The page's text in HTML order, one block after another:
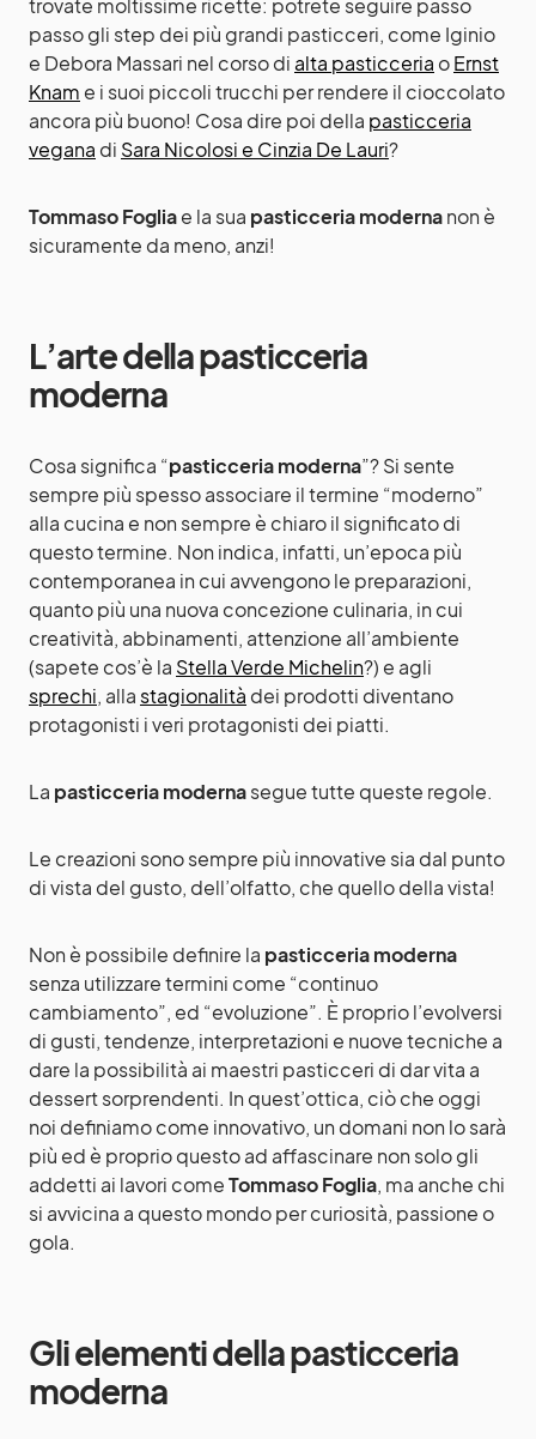
trovate moltissime ricette: potrete seguire passo
passo gli step dei più grandi pasticceri, come Iginio
e Debora Massari nel corso di alta pasticceria oErnst
Knam e i suoi piccoli trucchi per rendere il cioccolato
ancora più buono! Cosa dire poi della pasticceria
vegana di Sara Nicolosi e Cinzia De Lauri?
Tommaso Fogliae la sua pasticceria modernanon è
sicuramente da meno, anzi!
L’arte della pasticceria
moderna
Cosa significa “pasticceria moderna”? Si sente
sempre più spesso associare il termine “moderno”
alla cucina e non sempre è chiaro il significato di
questo termine. Non indica, infatti, un’epoca più
contemporanea in cui avvengono le preparazioni,
quanto più una nuova concezione culinaria, in cui
creatività, abbinamenti, attenzione all’ambiente
(sapete cos’è la Stella Verde Michelin?) e agli
sprechi, allastagionalità dei prodotti diventano
protagonisti i veri protagonisti dei piatti.
La pasticceria modernasegue tutte queste regole.
Le creazioni sono sempre più innovative sia dal punto
di vista del gusto, dell’olfatto, che quello della vista!
Non è possibile definire la pasticceria moderna
senza utilizzare termini come “continuo
cambiamento”, ed “evoluzione”. È proprio l’evolversi
di gusti, tendenze, interpretazioni e nuove tecniche a
dare la possibilità ai maestri pasticceri di dar vita a
dessert sorprendenti. In quest’ottica, ciò che oggi
noi definiamo come innovativo, un domani non lo sarà
più ed è proprio questo ad affascinare non solo gli
addetti ai lavori comeTommaso Foglia, ma anche chi
si avvicina a questo mondo per curiosità, passione o
gola.
Gli elementi della pasticceria
moderna